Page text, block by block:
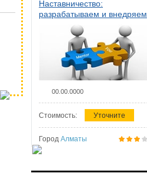
Наставничество:
разрабатываем и внедряем
систему наставничества в
организации
00.00.0000
Стоимость: Уточните
Город Алматы